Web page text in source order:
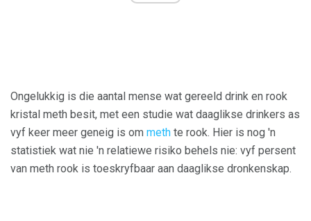
Ongelukkig is die aantal mense wat gereeld drink en rook
kristal meth besit, met een studie wat daaglikse drinkers as
vyf keer meer geneig is om meth te rook. Hier is nog 'n
statistiek wat nie 'n relatiewe risiko behels nie: vyf persent
van meth rook is toeskryfbaar aan daaglikse dronkenskap.